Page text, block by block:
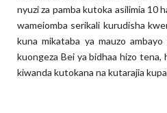
nyuzi za pamba kutoka asilimia 10
wameiomba serikali kurudisha
kuna mikataba ya mauzo
kuongeza Bei ya bidhaa hizo
kiwanda kutokana na kutarajia